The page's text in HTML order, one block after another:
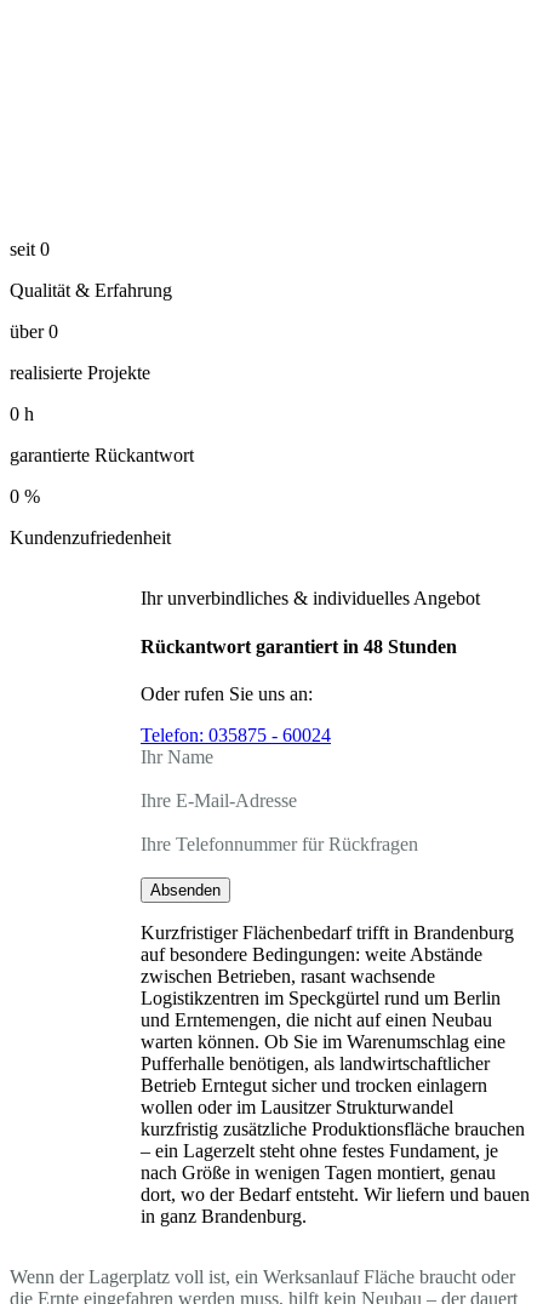
seit 0
Qualität & Erfahrung
über 0
realisierte Projekte
0 h
garantierte Rückantwort
0 %
Kundenzufriedenheit
Ihr unverbindliches & individuelles Angebot
Rückantwort garantiert in 48 Stunden
Oder rufen Sie uns an:
Telefon: 035875 - 60024
Ihr Name
Ihre E-Mail-Adresse
Ihre Telefonnummer für Rückfragen
Absenden
Kurzfristiger Flächenbedarf trifft in Brandenburg
auf besondere Bedingungen: weite Abstände
zwischen Betrieben, rasant wachsende
Logistikzentren im Speckgürtel rund um Berlin
und Erntemengen, die nicht auf einen Neubau
warten können. Ob Sie im Warenumschlag eine
Pufferhalle benötigen, als landwirtschaftlicher
Betrieb Erntegut sicher und trocken einlagern
wollen oder im Lausitzer Strukturwandel
kurzfristig zusätzliche Produktionsfläche brauchen
– ein Lagerzelt steht ohne festes Fundament, je
nach Größe in wenigen Tagen montiert, genau
dort, wo der Bedarf entsteht. Wir liefern und bauen
in ganz Brandenburg.
Wenn der Lagerplatz voll ist, ein Werksanlauf Fläche braucht oder
die Ernte eingefahren werden muss, hilft kein Neubau – der dauert